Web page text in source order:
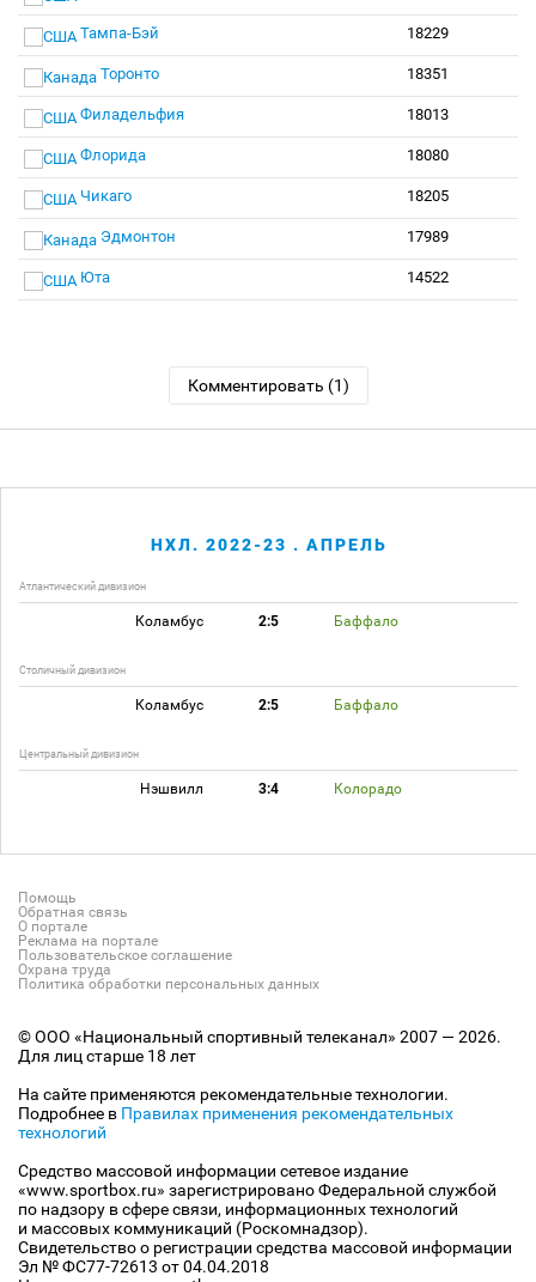
Тампа-Бэй 18229
Торонто 18351
Филадельфия 18013
Флорида 18080
Чикаго 18205
Эдмонтон 17989
Юта 14522
Комментировать (1)
НХЛ. 2022-23 . АПРЕЛЬ
Атлантический дивизион
Коламбус 2:5 Баффало
Столичный дивизион
Коламбус 2:5 Баффало
Центральный дивизион
Нэшвилл 3:4 Колорадо
Помощь
Обратная связь
О портале
Реклама на портале
Пользовательское соглашение
Охрана труда
Политика обработки персональных данных
© ООО «Национальный спортивный телеканал» 2007 — 2026.
Для лиц старше 18 лет
На сайте применяются рекомендательные технологии.
Подробнее в Правилах применения рекомендательных
технологий
Средство массовой информации сетевое издание
«www.sportbox.ru» зарегистрировано Федеральной службой
по надзору в сфере связи, информационных технологий
и массовых коммуникаций (Роскомнадзор).
Свидетельство о регистрации средства массовой информации
Эл № ФС77-72613 от 04.04.2018